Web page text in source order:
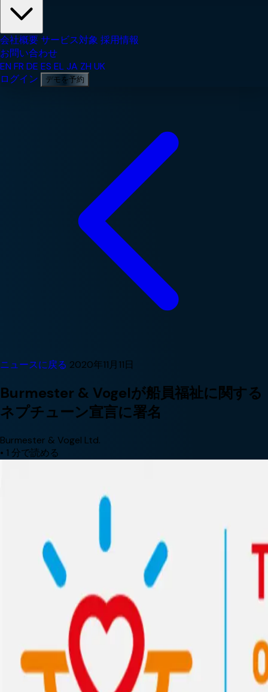
会社概要サービス対象 採用情報
お問い合わせ
EN FR DE ES ELJA ZH UK
ログイン
デモを予約
ニュースに戻る 2020年11月11日
Burmester & Vogelが船員福祉に関する
ネプチューン宣言に署名
Burmester & Vogel Ltd.
• 1 分で読める